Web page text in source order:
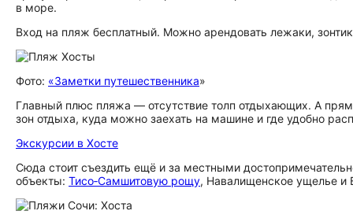
в море.
Вход на пляж бесплатный. Можно арендовать лежаки,
Фото: «Заметки путешественника»
Главный плюс пляжа — отсутствие толп отдыхающих. А
зон отдыха, куда можно заехать на машине и где удобно
Экскурсии в Хосте
Сюда стоит съездить ещё и за местными
объекты: Тисо‑Самшитовую рощу, Навалищенское ущелье